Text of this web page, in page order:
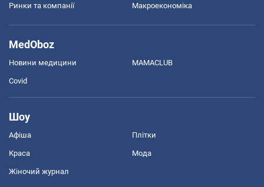
Ринки та компанії Макроекономіка
MedOboz
Новини медицини MAMACLUB
Covid
Шоу
Афіша Плітки
Краса Мода
Жіночий журнал